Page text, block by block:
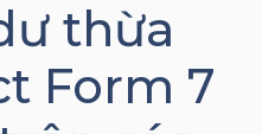
thừa
Form 7